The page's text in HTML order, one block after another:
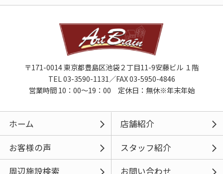
〒171-0014 東京都豊島区池袋２丁目11-9安藤ビル １階
TEL 03-3590-1131／FAX 03-5950-4846
営業時間 10：00～19：00 定休日：無休※年末年始
ホーム
店舗紹介
お客様の声
スタッフ紹介
周辺施設検索
お問い合わせ